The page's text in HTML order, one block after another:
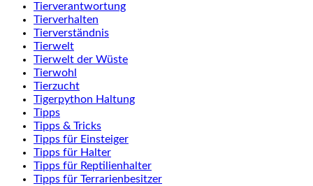
Tierverantwortung
Tierverhalten
Tierverständnis
Tierwelt
Tierwelt der Wüste
Tierwohl
Tierzucht
Tigerpython Haltung
Tipps
Tipps & Tricks
Tipps für Einsteiger
Tipps für Halter
Tipps für Reptilienhalter
Tipps für Terrarienbesitzer